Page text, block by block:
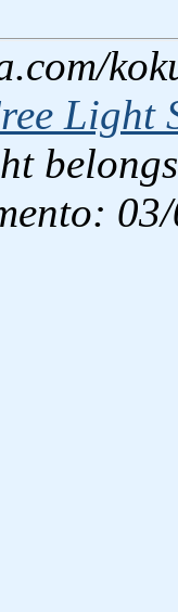
Light